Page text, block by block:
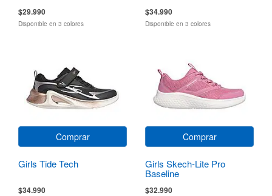
$29.990
Disponible en 3 colores
$34.990
Disponible en 3 colores
Comprar
Girls Tide Tech
$34.990
Comprar
Girls Skech-Lite Pro
Baseline
$32.990